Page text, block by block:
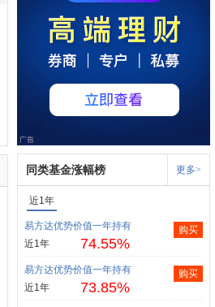
同类基金涨幅榜 更多>
近1年
易方达优势价值一年持有
近1年
74.55%
购买
易方达优势价值一年持有
近1年
73.85%
购买